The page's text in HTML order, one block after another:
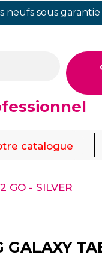
neufs sous garantie
catalogue
GO - SILVER
GALAXY